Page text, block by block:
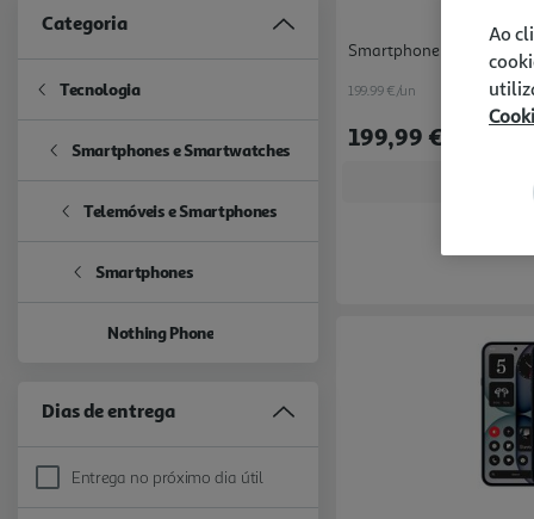
Categoria
Tecnologia
Refine by Categoria: Tecnologia
Smartphones e Smartwatches
Refine by Categoria: Smartphones e Smartwatches
Telemóveis e Smartphones
Refine by Categoria: Telemóveis e Smartphones
Smartphones
Refine by Categoria: Smartphones
Nothing Phone
selected Currently Refined by Categoria: Nothing Phone
Dias de entrega
Entrega no próximo dia útil
Refine by Dias de entrega: Entrega no próximo dia útil
Smartphone Nothing
199.99 €/un
199,99 €
Ao